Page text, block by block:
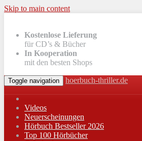
Skip to main content
Kostenlose Lieferung
für CD’s & Bücher
In Kooperation
mit den besten Shops
Toggle navigation hoerbuch-thriller.de
Videos
Neuerscheinungen
Hörbuch Bestseller 2026
Top 100 Hörbücher